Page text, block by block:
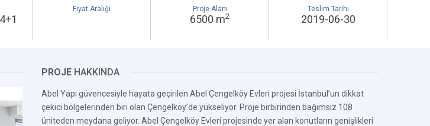
Fiyat Aralığı Proje Alanı
6500 m2
Teslim Tarihi
2019-06-30
PROJE HAKKINDA
Abel Yapı güvencesiyle hayata geçirilen Abel Çengelköy Evleri projesi İstanbul’un dikkat
çekici bölgelerinden biri olan Çengelköy’de yükseliyor. Proje birbirinden bağımsız 108
üniteden meydana geliyor. Abel Çengelköy Evleri projesinde yer alan konutların genişlikleri